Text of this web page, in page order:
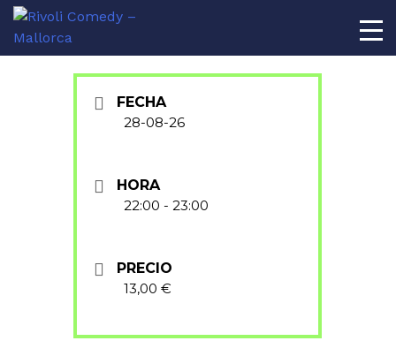
FECHA
28-08-26
HORA
22:00 - 23:00
PRECIO
13,00 €